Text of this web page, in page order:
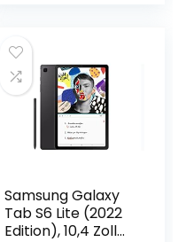
Samsung Galaxy
Tab S6 Lite (2022
Edition), 10,4 Zoll